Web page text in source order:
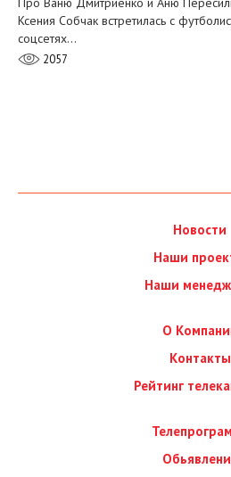
Ксения Собчак встретилась с
соцсетях…
2057
Новости
Наши
Наши
О
Контакты
Рейтинг